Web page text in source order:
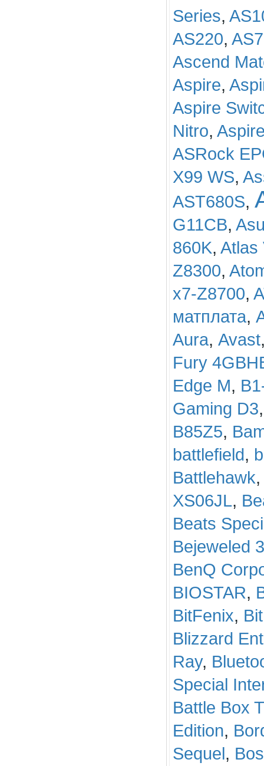
Series,
AS220,
Ascend
Aspire,
Aspire
Nitro,
ASRock
X99 WS,
AST680S,
G11CB,
860K, Atlas
Z8300,
x7-Z8700,
матплата,
Aurа, Avast
Fury
Edge M,
Gaming D3
B85Z5,
battlefield,
Battlehawk
XS06JL,
Beats
Bejeweled 3
BenQ
BIOSTAR,
BitFenix,
Blizzard
Ray,
Special
Battle Box
Edition,
Sequel,